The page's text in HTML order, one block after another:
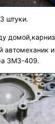
штуки.
ЗМЗ-409.